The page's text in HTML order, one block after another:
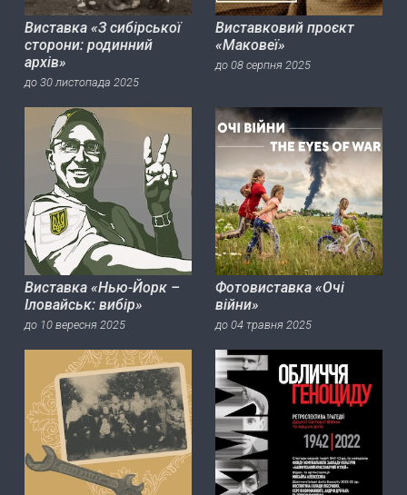
Виставка «З сибірської
сторони: родинний
архів»
до 30 листопада 2025
Виставковий проєкт
«Маковеї»
до 08 серпня 2025
Виставка «Нью-Йорк –
Іловайськ: вибір»
до 10 вересня 2025
Фотовиставка «Очі
війни»
до 04 травня 2025